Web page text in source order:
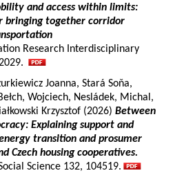
and access within limits:
bringing together corridor
Research Interdisciplinary
Joanna, Stará Soňa,
Wojciech, Nesládek, Michal,
Krzysztof (2026) Between
Explaining support and
transition and prosumer
Czech housing cooperatives.
Science 132, 104519.